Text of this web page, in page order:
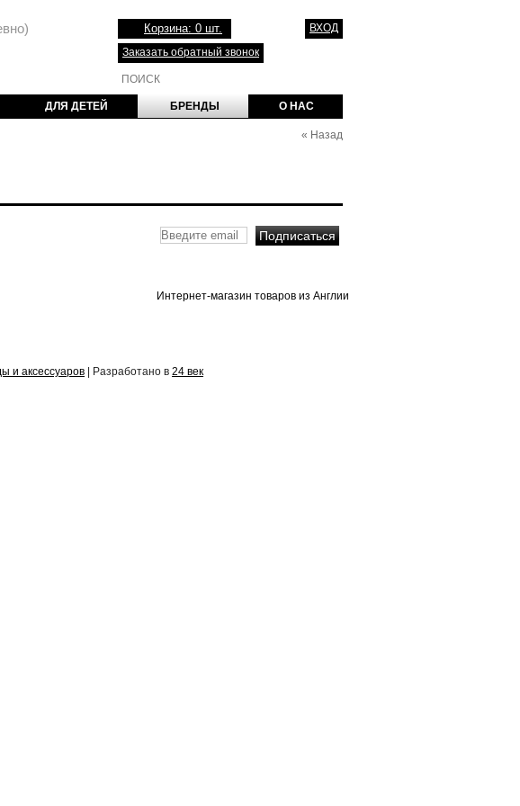
Корзина: 0 шт.
ВХОД
Заказать обратный звонок
ДЛЯ ДЕТЕЙ БРЕНДЫ О НАС
« Назад
Интернет-магазин товаров из Англии
и аксессуаров | Разработано в 24 век